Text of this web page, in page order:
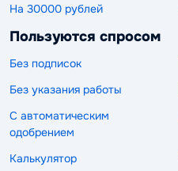
На 30000 рублей
Пользуются спросом
Без подписок
Без указания работы
С автоматическим
одобрением
Калькулятор